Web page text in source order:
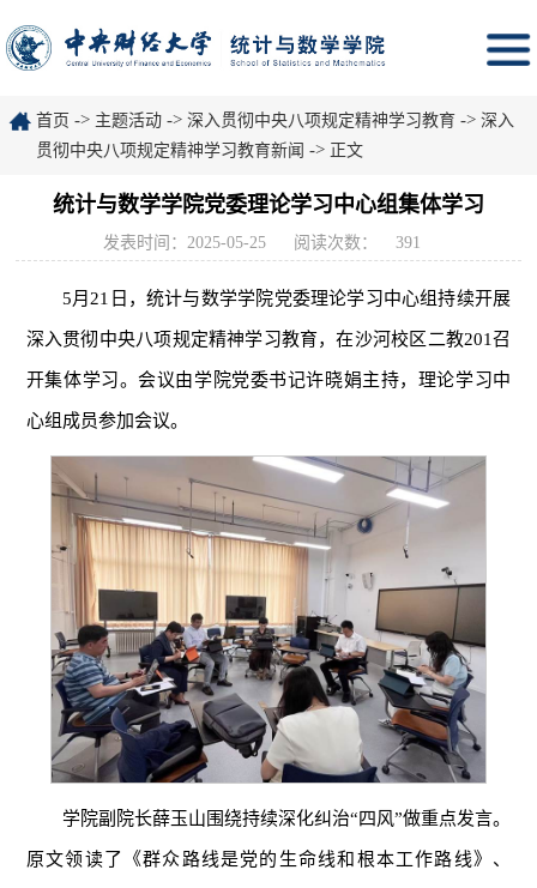
首页 -> 主题活动 -> 深入贯彻中央八项规定精神学习教育 -> 深入
贯彻中央八项规定精神学习教育新闻 -> 正文
统计与数学学院党委理论学习中心组集体学习
发表时间：2025-05-25 阅读次数： 391
5月21日，统计与数学学院党委理论学习中心组持续开展
深入贯彻中央八项规定精神学习教育，在沙河校区二教201召
开集体学习。会议由学院党委书记许晓娟主持，理论学习中
心组成员参加会议。
学院副院长薛玉山围绕持续深化纠治“四风”做重点发言。
原文领读了《群众路线是党的生命线和根本工作路线》、